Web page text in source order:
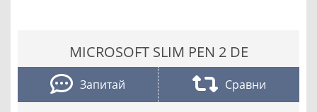
MICROSOFT SLIM PEN 2 DE
Запитай Сравни